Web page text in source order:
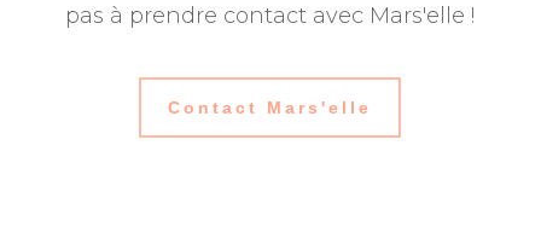
pas à prendre contact avec Mars'elle !
Contact Mars'elle